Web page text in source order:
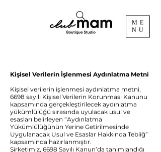
ME
NU
Kişisel Verilerin İşlenmesi Aydınlatma Metni
Kişisel verilerin işlenmesi aydınlatma metni,
6698 sayılı Kişisel Verilerin Korunması Kanunu
kapsamında gerçekleştirilecek aydınlatma
yükümlülüğü sırasında uyulacak usul ve
esasları belirleyen “Aydınlatma
Yükümlülüğünün Yerine Getirilmesinde
Uygulanacak Usul ve Esaslar Hakkında Tebliğ”
kapsamında hazırlanmıştır.
Şirketimiz, 6698 Sayılı Kanun’da tanımlandığı